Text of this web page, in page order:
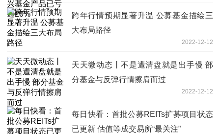
跨年行情预期显著升温 公募基金描绘三
大布局路径
2022-12-12
天天微动态丨不是遭清盘就是出手慢 部
分基金与反弹行情擦肩而过
2022-12-12
每日快看：首批公募REITs扩募项目状态
已更新 估值等成交易所“最关注”